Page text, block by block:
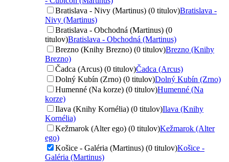
Bratislava - Nivy (Martinus) (0 titulov)Bratislava -
Nivy (Martinus)
Bratislava - Obchodná (Martinus) (0
titulov)Bratislava - Obchodná (Martinus)
Brezno (Knihy Brezno) (0 titulov)Brezno (Knihy
Brezno)
Čadca (Arcus) (0 titulov)Čadca (Arcus)
Dolný Kubín (Zrno) (0 titulov)Dolný Kubín (Zrno)
Humenné (Na korze) (0 titulov)Humenné (Na
korze)
Ilava (Knihy Kornélia) (0 titulov)Ilava (Knihy
Kornélia)
Kežmarok (Alter ego) (0 titulov)Kežmarok (Alter
ego)
Košice - Galéria (Martinus) (0 titulov)Košice -
Galéria (Martinus)